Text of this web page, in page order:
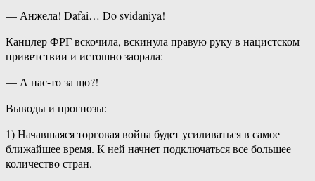
— Анжела! Dafai… Do svidaniya!
Канцлер ФРГ вскочила, вскинула правую руку в нацистском
приветствии и истошно заорала:
— А нас-то за що?!
Выводы и прогнозы:
1) Начавшаяся торговая война будет усиливаться в самое
ближайшее время. К ней начнет подключаться все большее
количество стран.